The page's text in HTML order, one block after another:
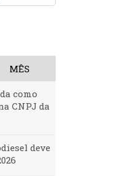
MÊS
como
CNPJ da
deve